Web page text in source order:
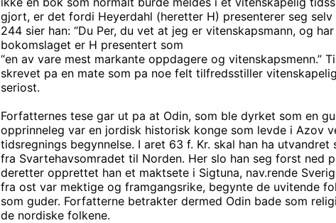
gjort, er det fordi Heyerdahl (heretter H) presenterer seg selv
244 sier han: “Du Per, du vet at jeg er vitenskapsmann, og
bokomslaget er H presentert som
“en av vare mest markante oppdagere og vitenskapsmenn.”
skrevet pa en mate som pa noe felt tilfredsstiller
seriost.
Forfatternes tese gar ut pa at Odin, som ble dyrket som en
opprinneleg var en jordisk historisk konge som levde i Azov
tidsregnings begynnelse. I aret 63 f. Kr. skal han ha
fra Svartehavsomradet til Norden. Her slo han seg forst ned
deretter opprettet han et maktsete i Sigtuna, nav.rende
fra ost var mektige og framgangsrike, begynte de uvitende
som guder. Forfatterne betrakter dermed Odin bade som
de nordiske folkene.